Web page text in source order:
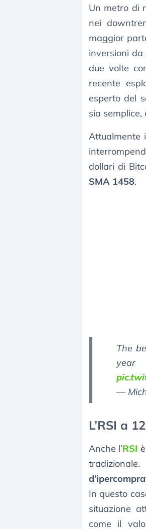
Un metro di
nei
maggior
inversioni
due volte
recente
esperto del
sia
Attualmente
dollari di
SMA 1458.
The
—
L’RSI a
Anche l’RSI
In questo
situazione
come il